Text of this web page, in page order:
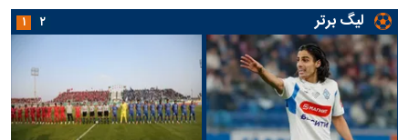
لیگ برتر ۱ ۲